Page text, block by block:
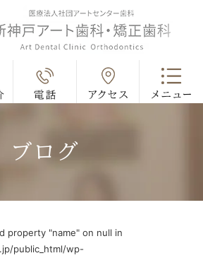
ブログ
property "name" on null in
public_html/wp-